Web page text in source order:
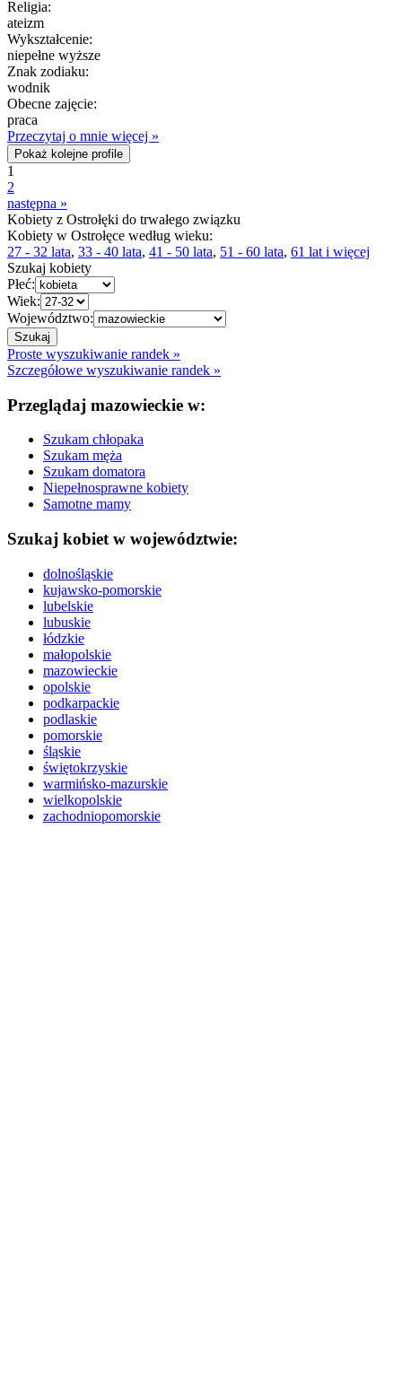
Religia:
ateizm
Wykształcenie:
niepełne wyższe
Znak zodiaku:
wodnik
Obecne zajęcie:
praca
Przeczytaj o mnie więcej »
Pokaż kolejne profile
1
2
następna »
Kobiety z Ostrołęki do trwałego związku
Kobiety w Ostrołęce według wieku:
27 - 32 lata, 33 - 40 lata, 41 - 50 lata, 51 - 60 lata, 61 lat i więcej
Szukaj kobiety
Płeć:
Wiek:
Województwo:
Proste wyszukiwanie randek »
Szczegółowe wyszukiwanie randek »
Przeglądaj mazowieckie w:
Szukam chłopaka
Szukam męża
Szukam domatora
Niepełnosprawne kobiety
Samotne mamy
Szukaj kobiet w województwie:
dolnośląskie
kujawsko-pomorskie
lubelskie
lubuskie
łódzkie
małopolskie
mazowieckie
opolskie
podkarpackie
podlaskie
pomorskie
śląskie
świętokrzyskie
warmińsko-mazurskie
wielkopolskie
zachodniopomorskie